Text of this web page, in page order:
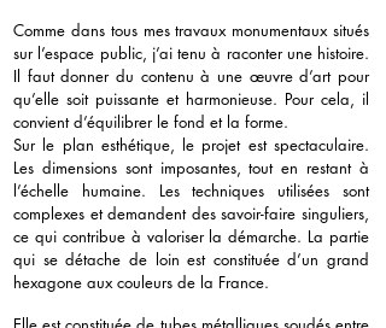
Comme dans tous mes travaux monumentaux situés
sur l’espace public, j’ai tenu à raconter une histoire.
Il faut donner du contenu à une œuvre d’art pour
qu’elle soit puissante et harmonieuse. Pour cela, il
convient d’équilibrer le fond et la forme.
Sur le plan esthétique, le projet est spectaculaire.
Les dimensions sont imposantes, tout en restant à
l’échelle humaine. Les techniques utilisées sont
complexes et demandent des savoir-faire singuliers,
ce qui contribue à valoriser la démarche. La partie
qui se détache de loin est constituée d’un grand
hexagone aux couleurs de la France.